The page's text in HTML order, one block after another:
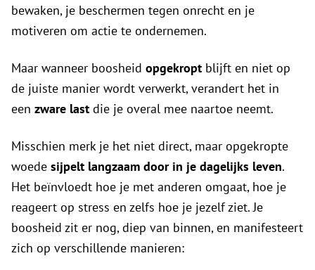
bewaken, je beschermen tegen onrecht en je
motiveren om actie te ondernemen.
Maar wanneer boosheid opgekropt blijft en niet op
de juiste manier wordt verwerkt, verandert het in
een zware last die je overal mee naartoe neemt.
Misschien merk je het niet direct, maar opgekropte
woede sijpelt langzaam door in je dagelijks leven.
Het beïnvloedt hoe je met anderen omgaat, hoe je
reageert op stress en zelfs hoe je jezelf ziet. Je
boosheid zit er nog, diep van binnen, en manifesteert
zich op verschillende manieren: